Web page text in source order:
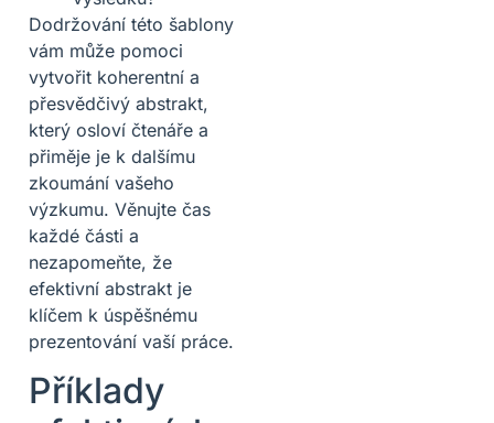
Dodržování této šablony
vám může pomoci
vytvořit koherentní a
přesvědčivý abstrakt,
který osloví čtenáře a
přiměje je k dalšímu
zkoumání vašeho
výzkumu. Věnujte čas
každé části a
nezapomeňte, že
efektivní abstrakt je
klíčem k úspěšnému
prezentování vaší práce.
Příklady